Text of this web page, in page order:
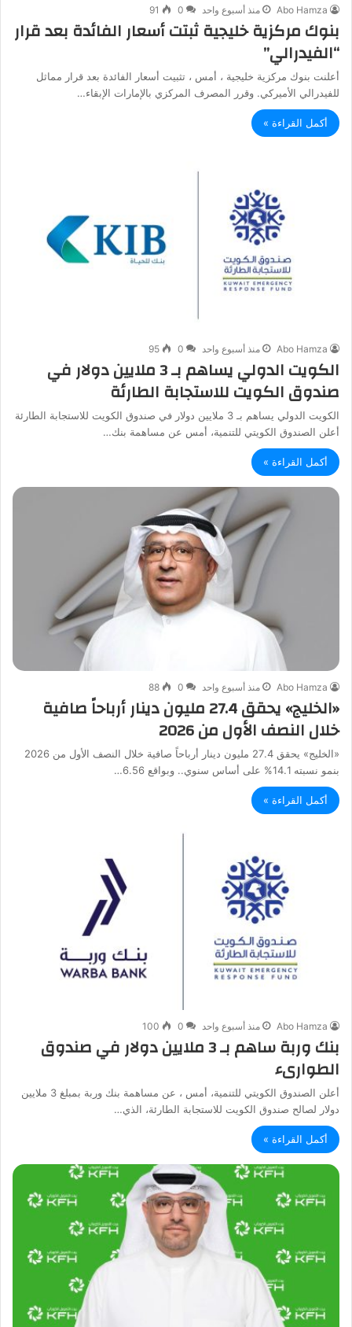
Abo Hamza منذ أسبوع واحد 0
91
بنوك مركزية خليجية ثبتت أسعار الفائدة بعد قرار
“الفيدرالي”
أعلنت بنوك مركزية خليجية ، أمس ، تثبيت أسعار الفائدة بعد قرار مماثل
للفيدرالي الأميركي. وقرر المصرف المركزي بالإمارات الإبقاء…
أكمل القراءة »
Abo Hamza منذ أسبوع واحد 0
95
الكويت الدولي يساهم بـ 3 ملايين دولار في
صندوق الكويت للاستجابة الطارئة
الكويت الدولي يساهم بـ 3 ملايين دولار في صندوق الكويت للاستجابة الطارئة
أعلن الصندوق الكويتي للتنمية، أمس عن مساهمة بنك…
أكمل القراءة »
Abo Hamza منذ أسبوع واحد 0
88
«الخليج» يحقق 27.4 مليون دينار أرباحاً صافية
خلال النصف الأول من 2026
«الخليج» يحقق 27.4 مليون دينار أرباحاً صافية خلال النصف الأول من 2026
بنمو نسبته 14.1% على أساس سنوي.. وبواقع 6.56…
أكمل القراءة »
Abo Hamza منذ أسبوع واحد 0
100
بنك وربة ساهم بـ 3 ملايين دولار في صندوق
الطوارىء
أعلن الصندوق الكويتي للتنمية، أمس ، عن مساهمة بنك وربة بمبلغ 3 ملايين
دولار لصالح صندوق الكويت للاستجابة الطارئة، الذي…
أكمل القراءة »